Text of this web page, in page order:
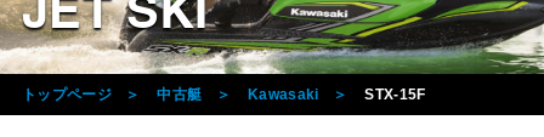
トップページ 中古艇 Kawasaki STX-15F